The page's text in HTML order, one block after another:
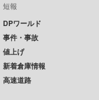
短報
DPワールド
事件・事故
値上げ
新着倉庫情報
高速道路